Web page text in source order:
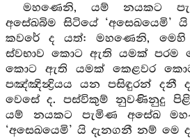
මහණෙනි, යම් නයකට
අසේඛබිම සිටියේ ‘අසෙඛයෙමි’
කවරේ ද යත්: මහණෙනි,
ස්වභාව කොට ඇති යමක්
කොට ඇති යමක් කෙළවර කොට
පඤ්ඤින්‍ද්‍රියය යන පසිඳුරන් දනී
වෙසේ ද. පස්විකුම් නුවණිනුදු
යම් නයකට පැමිණ අසේඛ
‘අසෙඛයෙමි’ යි දැනගනී නම් මෙ